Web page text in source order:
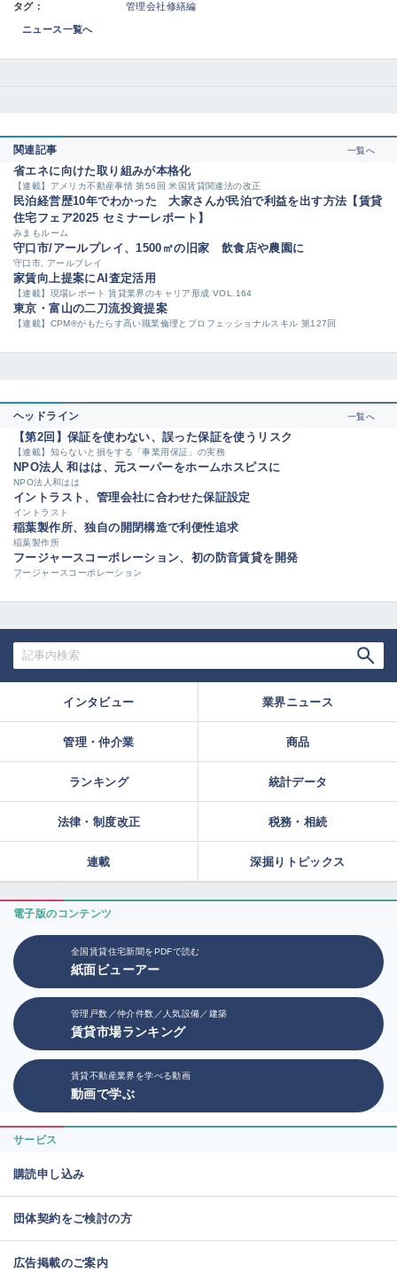
タグ： 管理会社修繕編
ニュース一覧へ
関連記事 一覧へ
省エネに向けた取り組みが本格化
【連載】アメリカ不動産事情 第56回 米国賃貸関連法の改正
民泊経営歴10年でわかった 大家さんが民泊で利益を出す方法【賃貸
住宅フェア2025 セミナーレポート】
みまもルーム
守口市/アールプレイ、1500㎡の旧家 飲食店や農園に
守口市, アールプレイ
家賃向上提案にAI査定活用
【連載】現場レポート 賃貸業界のキャリア形成 VOL.164
東京・富山の二刀流投資提案
【連載】CPM®がもたらす高い職業倫理とプロフェッショナルスキル 第127回
ヘッドライン 一覧へ
【第2回】保証を使わない、誤った保証を使うリスク
【連載】知らないと損をする「事業用保証」の実務
NPO法人 和はは、元スーパーをホームホスピスに
NPO法人和はは
イントラスト、管理会社に合わせた保証設定
イントラスト
稲葉製作所、独自の開閉構造で利便性追求
稲葉製作所
フージャースコーポレーション、初の防音賃貸を開発
フージャースコーポレーション
インタビュー 業界ニュース
管理・仲介業 商品
ランキング 統計データ
法律・制度改正 税務・相続
連載 深掘りトピックス
電子版のコンテンツ
全国賃貸住宅新聞をPDFで読む
紙面ビューアー
管理戸数／仲介件数／人気設備／建築
賃貸市場ランキング
賃貸不動産業界を学べる動画
動画で学ぶ
サービス
購読申し込み
団体契約をご検討の方
広告掲載のご案内